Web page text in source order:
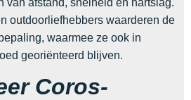
van afstand, snelheid en hartslag.
outdoorliefhebbers waarderen de
waarmee ze ook in
georiënteerd blijven.
Coros-